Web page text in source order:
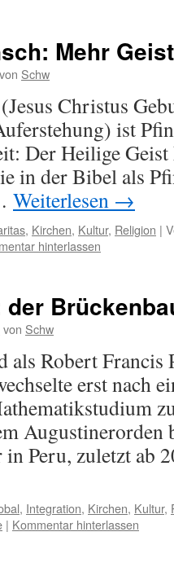
Mehr Geist
von Schw
Christus
ist
Der Heilige
in der Bibel als
Weiterlesen →
, Kirchen, Kultur, Religion |
hinterlassen
der
von Schw
Robert Francis
erst nach
Augustinerorden
in Peru, zuletzt
, Integration, Kirchen, Kultur,
| Kommentar hinterlassen